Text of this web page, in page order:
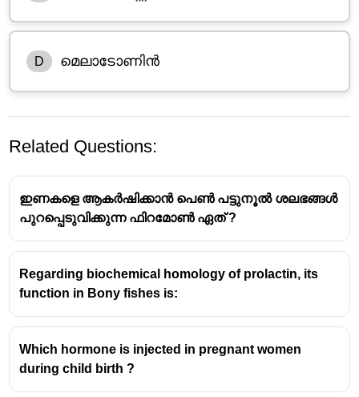
D മെലാടോണിൻ
ഗ്രന്ഥി
(Pineal gland) ഉത്പാദിപ്പിക്കുന്ന
ഹോർമോണാണിത്.
അനുസരിച്ചാണ് ഇതിൻ്റെ ഉത്പാദനം.
രാത്രിയിൽ ഇതിൻ്റെ അളവ് വർധിക്കുന്നു.
Related Questions:
ഇണകളെ ആകർഷിക്കാൻ പെൺ പട്ടുനൂൽ ശലഭങ്ങൾ
പുറപ്പെടുവിക്കുന്ന ഫിറമോൺ ഏത് ?
Regarding biochemical homology of prolactin, its
function in Bony fishes is:
Which hormone is injected in pregnant women
during child birth ?